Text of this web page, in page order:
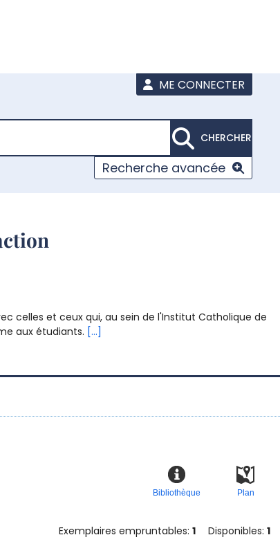
ME CONNECTER
CHERCHER
Recherche avancée
celles et ceux qui, au sein de l'Institut Catholique de
aux étudiants. [...]
Plan
Bibliothèque
Exemplaires empruntables: 1 Disponibles: 1